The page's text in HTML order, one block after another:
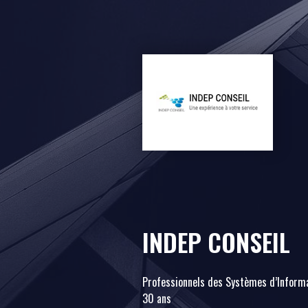
INDEP CONSEIL
Professionnels des Systèmes
30 ans